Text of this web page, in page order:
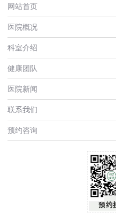
网站首页
医院概况
科室介绍
健康团队
医院新闻
联系我们
预约咨询